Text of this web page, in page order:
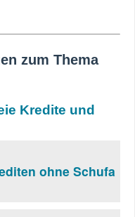
zum Thema
Kredite und
ohne Schufa